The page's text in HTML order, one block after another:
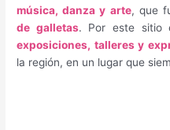
música, danza y arte, que
de galletas. Por este sitio
exposiciones, talleres y
la región, en un lugar que